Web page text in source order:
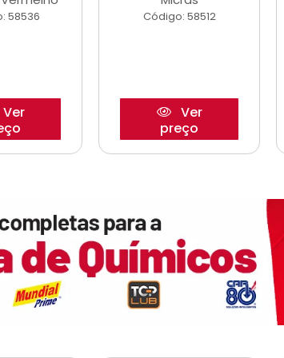
58536
Ver
Código: 58512
Ver
preço